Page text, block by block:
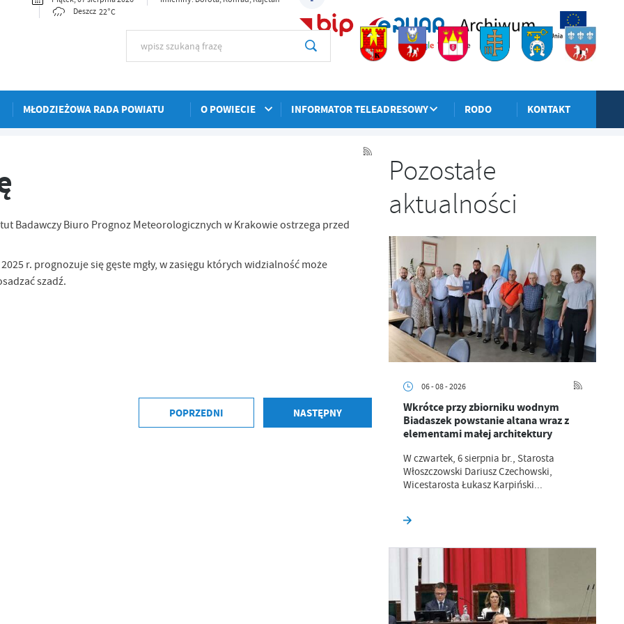
Deszcz 22°C
MŁODZIEŻOWA RADA POWIATU O POWIECIE INFORMATOR TELEADRESOWY RODO KONTAKT
Badawczy Biuro Prognoz Meteorologicznych w Krakowie ostrzega przed
r. prognozuje się gęste mgły, w zasięgu których widzialność może
szadź.
POPRZEDNI NASTĘPNY
Pozostałe
aktualności
06 - 08 - 2026
Wkrótce przy zbiorniku wodnym
Biadaszek powstanie altana wraz z
elementami małej architektury
W czwartek, 6 sierpnia br., Starosta
Włoszczowski Dariusz Czechowski,
Wicestarosta Łukasz Karpiński...